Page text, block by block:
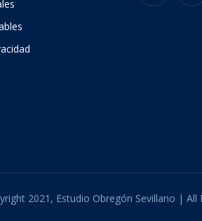
2021, Estudio Obregón Sevillano | All